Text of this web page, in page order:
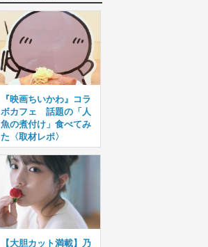
『映画ちいかわ』コラ
ボカフェ 話題の「人
魚の煮付け」食べてみ
た〈取材レポ〉
【大胆カット満載】乃